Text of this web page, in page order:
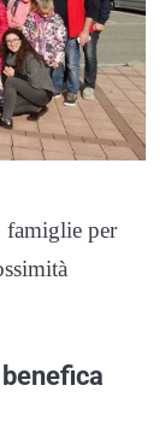
famiglie per